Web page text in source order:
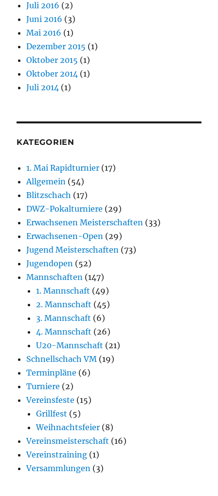
Juli 2016 (2)
Juni 2016 (3)
Mai 2016 (1)
Dezember 2015 (1)
Oktober 2015 (1)
Oktober 2014 (1)
Juli 2014 (1)
KATEGORIEN
1. Mai Rapidturnier (17)
Allgemein (54)
Blitzschach (17)
DWZ-Pokalturniere (29)
Erwachsenen Meisterschaften (33)
Erwachsenen-Open (29)
Jugend Meisterschaften (73)
Jugendopen (52)
Mannschaften (147)
1. Mannschaft (49)
2. Mannschaft (45)
3. Mannschaft (6)
4. Mannschaft (26)
U20-Mannschaft (21)
Schnellschach VM (19)
Terminpläne (6)
Turniere (2)
Vereinsfeste (15)
Grillfest (5)
Weihnachtsfeier (8)
Vereinsmeisterschaft (16)
Vereinstraining (1)
Versammlungen (3)